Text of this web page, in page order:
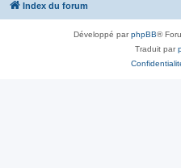
Index du forum
Développé parphpBB®
Traduit par